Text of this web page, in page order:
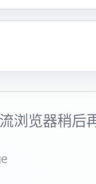
浏览器稍后